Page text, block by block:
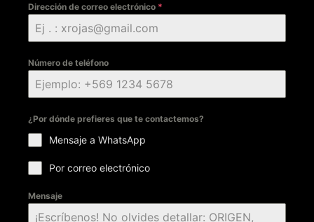
Dirección de correo electrónico *
Número de teléfono
¿Por dónde prefieres que te contactemos?
Mensaje a WhatsApp
Por correo electrónico
Mensaje